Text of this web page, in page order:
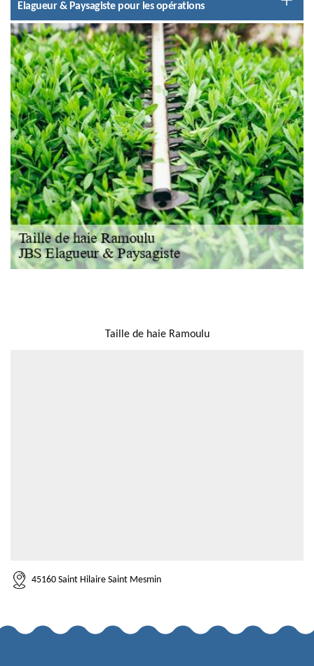
Elagueur & Paysagiste pour les opérations
Taille de haie Ramoulu
45160 Saint Hilaire Saint Mesmin